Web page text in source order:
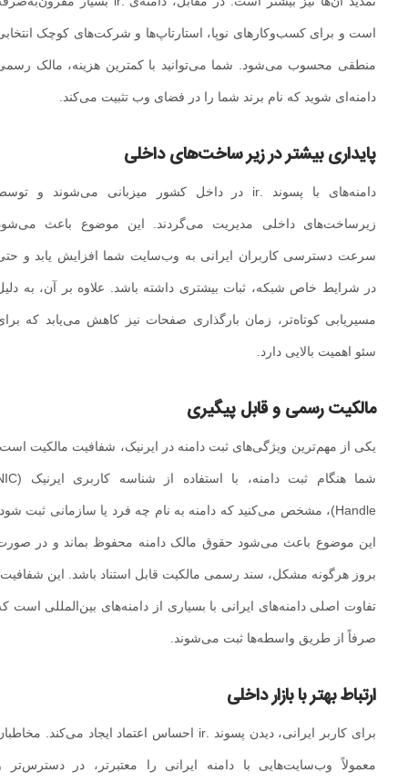
است و برای کسب‌وکارهای نوپا، استارتاپ‌ها و شرکت‌های کوچک انتخابی
منطقی محسوب می‌شود. شما می‌توانید با کمترین هزینه، مالک رسمی
دامنه‌ای شوید که نام برند شما را در فضای وب تثبیت می‌کند.
پایداری بیشتر در زیر ساخت‌های داخلی
دامنه‌های با پسوند .ir در داخل کشور میزبانی می‌شوند و توسط
زیرساخت‌های داخلی مدیریت می‌گردند. این موضوع باعث می‌شود
سرعت دسترسی کاربران ایرانی به وب‌سایت شما افزایش یابد و حتی
در شرایط خاص شبکه، ثبات بیشتری داشته باشد. علاوه بر آن، به دلیل
مسیر‌یابی کوتاه‌تر، زمان بارگذاری صفحات نیز کاهش می‌یابد که برای
سئو اهمیت بالایی دارد.
مالکیت رسمی و قابل پیگیری
یکی از مهم‌ترین ویژگی‌های ثبت دامنه در ایرنیک، شفافیت مالکیت است.
شما هنگام ثبت دامنه، با استفاده از شناسه کاربری ایرنیک (NIC
Handle)، مشخص می‌کنید که دامنه به نام چه فرد یا سازمانی ثبت شود.
این موضوع باعث می‌شود حقوق مالک دامنه محفوظ بماند و در صورت
بروز هرگونه مشکل، سند رسمی مالکیت قابل استناد باشد. این شفافیت،
تفاوت اصلی دامنه‌های ایرانی با بسیاری از دامنه‌های بین‌المللی است که
صرفاً از طریق واسطه‌ها ثبت می‌شوند.
ارتباط بهتر با بازار داخلی
برای کاربر ایرانی، دیدن پسوند .ir احساس اعتماد ایجاد می‌کند. مخاطبان
معمولاً وب‌سایت‌هایی با دامنه ایرانی را معتبرتر، در دسترس‌تر و